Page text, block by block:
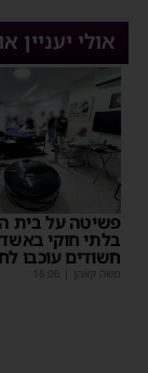
אולי יעניין
פשיטה על בית
בלתי חוקי
חשודים עוכבו
משה קאהן 16:06